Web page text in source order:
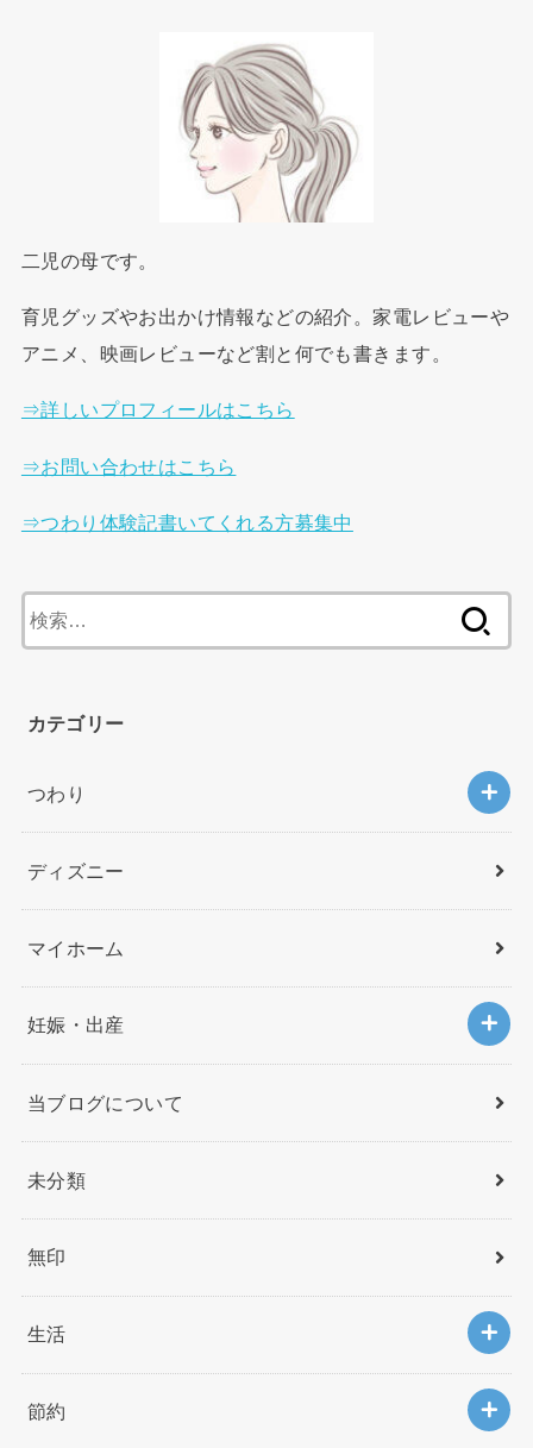
二児の母です。
育児グッズやお出かけ情報などの紹介。家電レビューや
アニメ、映画レビューなど割と何でも書きます。
⇒詳しいプロフィールはこちら
⇒お問い合わせはこちら
⇒つわり体験記書いてくれる方募集中
索
カテゴリー
つわり
ディズニー
マイホーム
妊娠・出産
当ブログについて
未分類
無印
生活
節約